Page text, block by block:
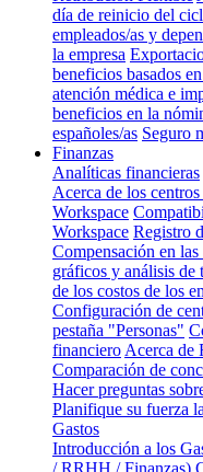
día de reinicio del
empleados/as y
la empresa
beneficios basados
atención médica e
beneficios en la
españoles/as Seguro
Finanzas
Analíticas financieras
Acerca de los centros
Workspace
Workspace Registro
Compensación en
gráficos y análisis de
de los costos de los
Configuración de
pestaña "Personas"
financiero Acerca de
Comparación de
Hacer preguntas
Planifique su fuerza
Gastos
Introducción a los
/ RRHH / Finanzas)